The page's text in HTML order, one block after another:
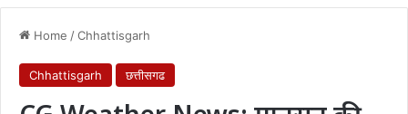
Home /Chhattisgarh
Chhattisgarh छत्तीसगढ